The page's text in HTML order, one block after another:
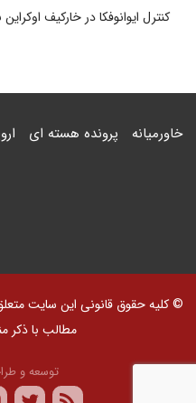
کنترل ایوانوفکا در خارکیف
خاورمیانه پرونده هسته ای
© کلیه حقوق قانونی این سایت
مطالب با ذکر
توسعه و